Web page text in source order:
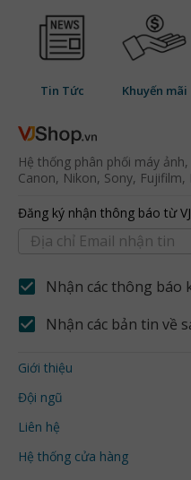
Tin Tức Khuyến mãi
Hệ thống phân phối máy
Canon, Nikon, Sony, Fujifilm,
Đăng ký nhận thông báo từ VJ
Nhận các thông báo
Nhận các bản tin về
Giới thiệu
Đội ngũ
Liên hệ
Hệ thống cửa hàng